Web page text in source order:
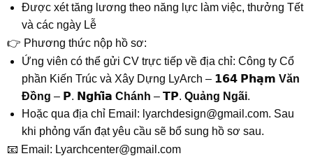
Được xét tăng lương theo năng lực làm việc, thưởng Tết
và các ngày Lễ
👉 Phương thức nộp hồ sơ:
Ứng viên có thể gửi CV trực tiếp về địa chỉ: Công ty Cổ
phần Kiến Trúc và Xây Dựng LyArch – 𝟭𝟲𝟰 𝗣𝗵𝗮̣𝗺 Văn
Đồng – 𝗣. 𝗡𝗴𝗵𝗶̃𝗮 Chánh – 𝗧𝗣. Quảng Ngãi.
Hoặc qua địa chỉ Email: lyarchdesign@gmail.com. Sau
khi phỏng vấn đạt yêu cầu sẽ bổ sung hồ sơ sau.
📧 Email: Lyarchcenter@gmail.com